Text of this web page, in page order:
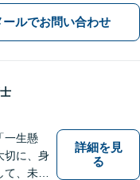
ールでお問い合わせ
一生懸
切に、身
、未来
詳細を見
る